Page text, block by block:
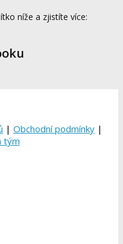
níže a zjistíte více:
| Obchodní podmínky |
tým